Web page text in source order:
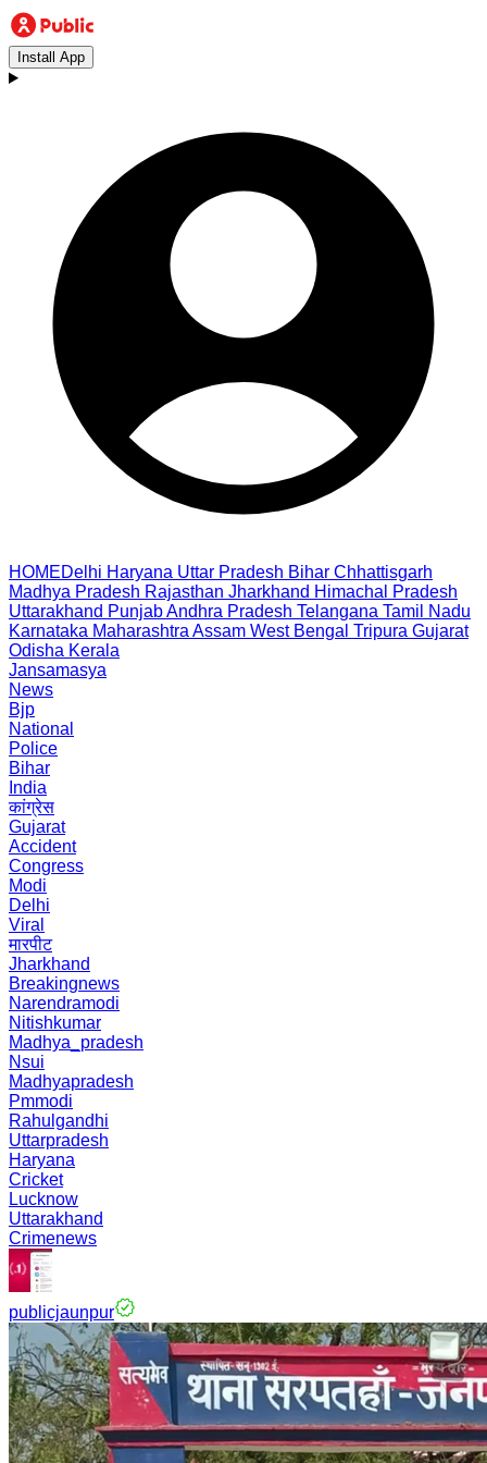
Install App
HOMEDelhi Haryana Uttar Pradesh Bihar Chhattisgarh
Madhya Pradesh Rajasthan Jharkhand Himachal Pradesh
Uttarakhand PunjabAndhra Pradesh Telangana Tamil Nadu
Karnataka Maharashtra Assam West Bengal Tripura Gujarat
Odisha Kerala
Jansamasya
News
Bjp
National
Police
Bihar
India
कांग्रेस
Gujarat
Accident
Congress
Modi
Delhi
Viral
मारपीट
Jharkhand
Breakingnews
Narendramodi
Nitishkumar
Madhya_pradesh
Nsui
Madhyapradesh
Pmmodi
Rahulgandhi
Uttarpradesh
Haryana
Cricket
Lucknow
Uttarakhand
Crimenews
publicjaunpur